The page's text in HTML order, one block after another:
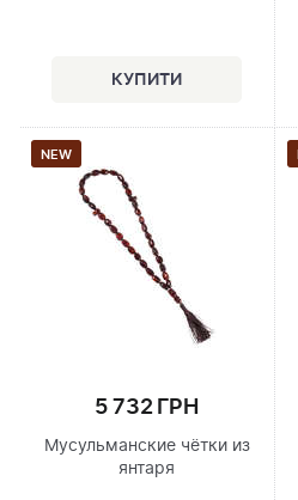
NEW
5 732 ГРН
Мусульманские чётки из
янтаря